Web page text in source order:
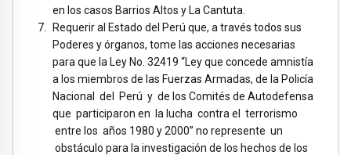
en los casos Barrios Altos y La Cantuta.
Requerir al Estado del Perú que, a través todos sus
Poderes y órganos, tome las acciones necesarias
para que la Ley No. 32419 “Ley que concede amnistía
a los miembros de las Fuerzas Armadas, de la Policía
Nacional del Perú y de los Comités de Autodefensa
que participaron en la lucha contra el terrorismo
entre los años 1980 y 2000” no represente un
obstáculo para la investigación de los hechos de los